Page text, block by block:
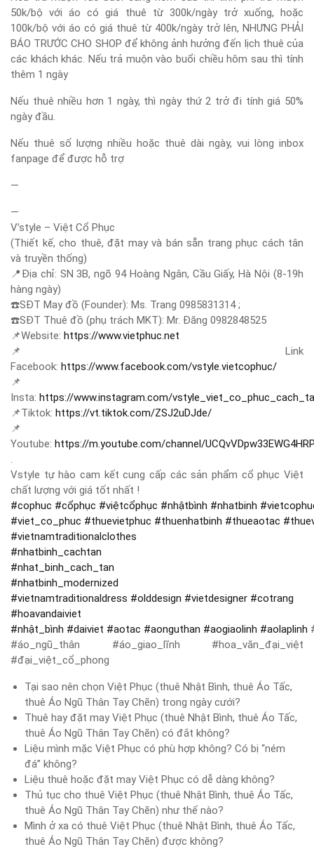
50k/bộ với áo có giá thuê từ 300k/ngày trở xuống, hoặc
100k/bộ với áo có giá thuê từ 400k/ngày trở lên, NHƯNG PHẢI
BÁO TRƯỚC CHO SHOP để không ảnh hưởng đến lịch thuê của
các khách khác. Nếu trả muộn vào buổi chiều hôm sau thì tính
thêm 1 ngày
Nếu thuê nhiều hơn 1 ngày, thì ngày thứ 2 trở đi tính giá 50%
ngày đầu.
Nếu thuê số lượng nhiều hoặc thuê dài ngày, vui lòng inbox
fanpage để được hỗ trợ
—
—
V’style – Việt Cổ Phục
(Thiết kế, cho thuê, đặt may và bán sẵn trang phục cách tân
và truyền thống)
📍 Địa chỉ: SN 3B, ngõ 94 Hoàng Ngân, Cầu Giấy, Hà Nội (8-19h
hàng ngày)
☎️SĐT May đồ (Founder): Ms. Trang 0985831314 ;
☎️SĐT Thuê đồ (phụ trách MKT): Mr. Đăng 0982848525
📌Website: https://www.vietphuc.net
📌 Link
Facebook: https://www.facebook.com/vstyle.vietcophuc/
📌
Insta: https://www.instagram.com/
📌Tiktok: https://vt.tiktok.com/ZSJ2uDJde/
📌
Youtube: https://m.youtube.com/channel/
.
Vstyle tự hào cam kết cung cấp các sản phẩm cổ phục Việt
chất lượng với giá tốt nhất !
#cophuc #cổphục #việtcổphục #nhậtbình #nhatbinh #
#viet_co_phuc #thuevietphuc #thuenhatbinh #thueaotac #
#vietnamtraditionalclothes
#nhatbinh_cachtan
#nhat_binh_cach_tan
#nhatbinh_modernized
#vietnamtraditionaldress #olddesign #vietdesigner #cotrang
#hoavandaiviet
#nhật_bình #daiviet #aotac #aonguthan #aogiaolinh #aolaplinh
#áo_ngũ_thân #áo_giao_lĩnh #hoa_văn_đại_việt
#đại_việt_cổ_phong
Tại sao nên chọn Việt Phục (thuê Nhật Bình, thuê Áo Tấc,
thuê Áo Ngũ Thân Tay Chẽn) trong ngày cưới?
Thuê hay đặt may Việt Phục (thuê Nhật Bình, thuê Áo Tấc,
thuê Áo Ngũ Thân Tay Chẽn) có đắt không?
Liệu mình mặc Việt Phục có phù hợp không? Có bị “ném
đá” không?
Liệu thuê hoặc đặt may Việt Phục có dễ dàng không?
Thủ tục cho thuê Việt Phục (thuê Nhật Bình, thuê Áo Tấc,
thuê Áo Ngũ Thân Tay Chẽn) như thế nào?
Mình ở xa có thuê Việt Phục (thuê Nhật Bình, thuê Áo Tấc,
thuê Áo Ngũ Thân Tay Chẽn) được không?